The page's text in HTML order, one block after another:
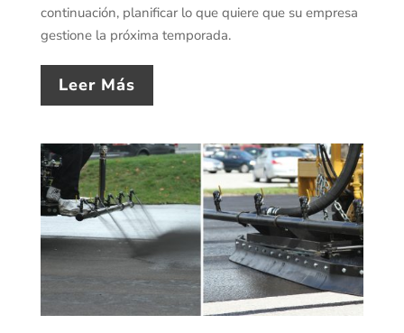
continuación, planificar lo que quiere que su empresa
gestione la próxima temporada.
Leer Más